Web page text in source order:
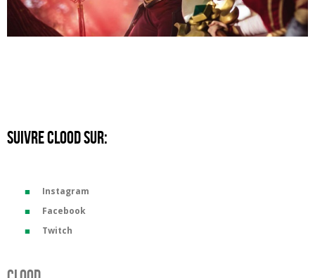
SUIVRE CLOOD SUR:
Instagram
Facebook
Twitch